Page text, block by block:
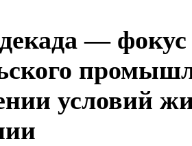
— фокус
условий